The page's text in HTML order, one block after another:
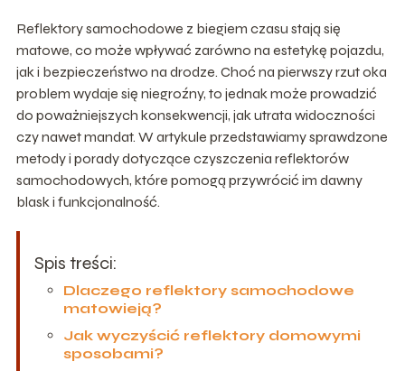
Reflektory samochodowe z biegiem czasu stają się
matowe, co może wpływać zarówno na estetykę pojazdu,
jak i bezpieczeństwo na drodze. Choć na pierwszy rzut oka
problem wydaje się niegroźny, to jednak może prowadzić
do poważniejszych konsekwencji, jak utrata widoczności
czy nawet mandat. W artykule przedstawiamy sprawdzone
metody i porady dotyczące czyszczenia reflektorów
samochodowych, które pomogą przywrócić im dawny
blask i funkcjonalność.
Spis treści:
Dlaczego reflektory samochodowe
matowieją?
Jak wyczyścić reflektory domowymi
sposobami?